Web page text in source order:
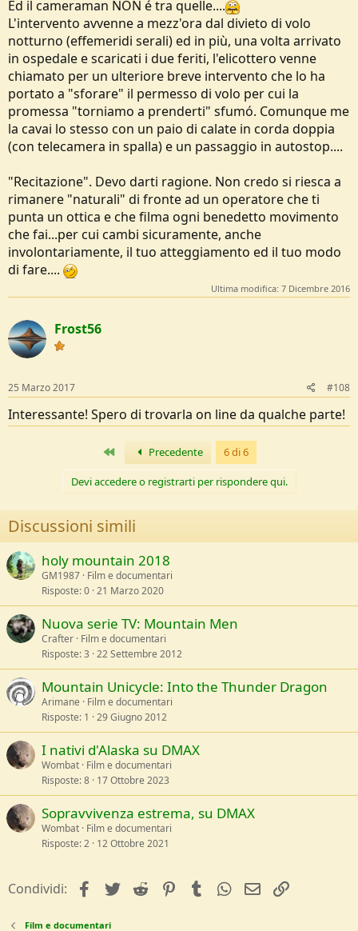
Ed il cameraman NON é tra quelle....
L'intervento avvenne a mezz'ora dal divieto di volo
notturno (effemeridi serali) ed in più, una volta arrivato
in ospedale e scaricati i due feriti, l'elicottero venne
chiamato per un ulteriore breve intervento che lo ha
portato a "sforare" il permesso di volo per cui la
promessa "torniamo a prenderti" sfumó. Comunque me
la cavai lo stesso con un paio di calate in corda doppia
(con telecamera in spalla) e un passaggio in autostop....
"Recitazione". Devo darti ragione. Non credo si riesca a
rimanere "naturali" di fronte ad un operatore che ti
punta un ottica e che filma ogni benedetto movimento
che fai...per cui cambi sicuramente, anche
involontariamente, il tuo atteggiamento ed il tuo modo
di fare....
Ultima modifica: 7 Dicembre 2016
Frost56
25 Marzo 2017 #108
Interessante! Spero di trovarla on line da qualche parte!
Primo Precedente 6 di 6
Devi accedere o registrarti per rispondere qui.
Discussioni simili
holy mountain 2018
GM1987 Film e documentari
Risposte 0 21 Marzo 2020
Nuova serie TV: Mountain Men
Crafter Film e documentari
Risposte 3 22 Settembre 2012
Mountain Unicycle: Into the Thunder Dragon
Arimane
Film e documentari
Risposte 1 29 Giugno 2012
I nativi d'Alaska su DMAX
Wombat Film e documentari
Risposte 8 17 Ottobre 2023
Sopravvivenza estrema, su DMAX
Wombat Film e documentari
Risposte 2 12 Ottobre 2021
Condividi: facebookTwitterReddit PinterestTumblrWhatsApp
e-mail
Film e documentari